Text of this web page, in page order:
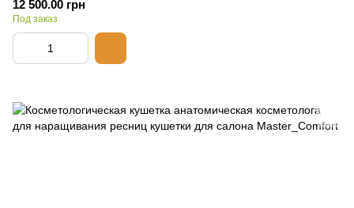
12 500.00 грн
Под заказ